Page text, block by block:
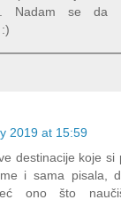
Nadam se
2019 at 15:59
destinacije koje si
i sama pisala,
ono što